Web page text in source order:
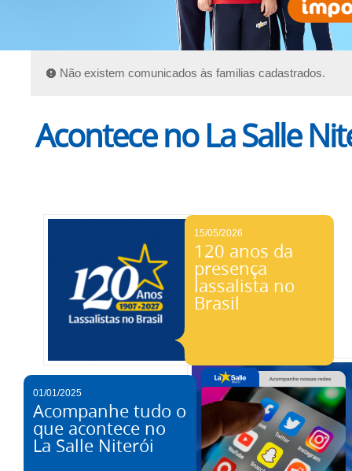
Não existem comunicados às familias cadastrados.
Acontece no La Salle
15/05/2026
120 anos da
presença
lassalista no
Brasil
01/01/2025
Acompanhe tudo o
que acontece no
La Salle Niterói